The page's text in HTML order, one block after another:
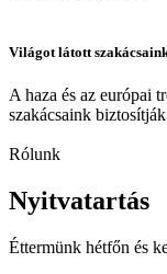
Világot látott
A haza és az európai
szakácsaink
Rólunk
Nyitvatartás
Éttermünk hétfőn és